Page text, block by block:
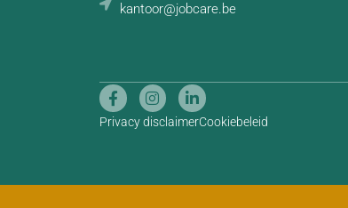
kantoor@jobcare.be
Privacy disclaimerCookiebeleid